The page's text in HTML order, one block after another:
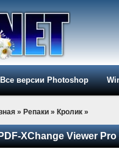
Все версии Photoshop
» Репаки » Кролик »
XChange Viewer